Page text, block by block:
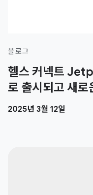
블로그
헬스 커넥트
로 출시되고 새로
2025년 3월 12일